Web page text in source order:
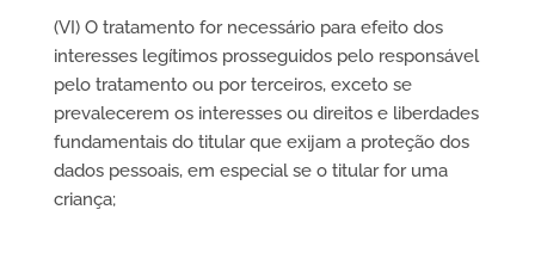
(VI) O tratamento for necessário para efeito dos
interesses legítimos prosseguidos pelo responsável
pelo tratamento ou por terceiros, exceto se
prevalecerem os interesses ou direitos e liberdades
fundamentais do titular que exijam a proteção dos
dados pessoais, em especial se o titular for uma
criança;